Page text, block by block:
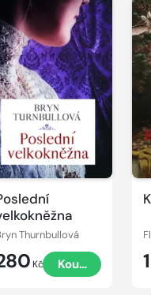
Thurnbullová
Kč Koupit